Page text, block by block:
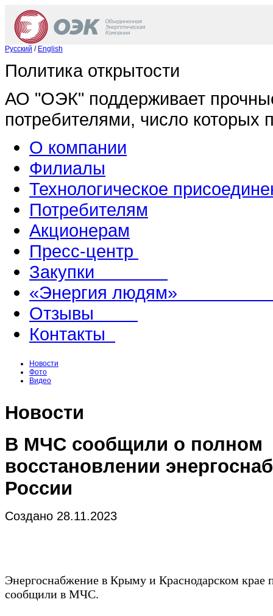
Русский / English
Политика открытости
АО "ОЭК" поддерживает
потребителями, число которых
О компании
Филиалы
Технологическое
Потребителям
Акционерам
Пресс-центр
Закупки
«Энергия
Отзывы
Контакты
Новости
Фото
Видео
Новости
В МЧС сообщили о полном
восстановлении
России
Создано 28.11.2023
Энергоснабжение в Крыму и Краснодарском крае
сообщили в МЧС.